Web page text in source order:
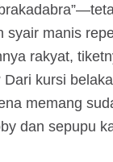
syair manis
rakyat,
kursi
memang
dan sepupu